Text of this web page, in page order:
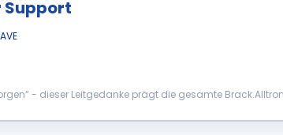
Support
- dieser Leitgedanke prägt die gesamte